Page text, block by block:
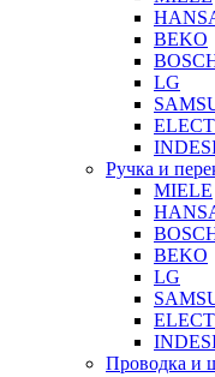
BEKO
LG
Ручка и
MIELE
BEKO
LG
Проводка и